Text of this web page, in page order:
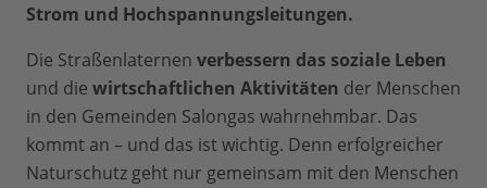
Strom und Hochspannungsleitungen.
Die Straßenlaternen verbessern das soziale Leben
und die wirtschaftlichen Aktivitäten der Menschen
in den Gemeinden Salongas wahrnehmbar. Das
kommt an – und das ist wichtig. Denn erfolgreicher
Naturschutz geht nur gemeinsam mit den Menschen